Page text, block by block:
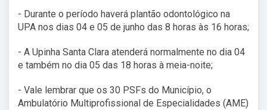
- Durante o período haverá plantão odontológico na
UPA nos dias 04 e 05 de junho das 8 horas às 16 horas;
- A Upinha Santa Clara atenderá normalmente no dia 04
e também no dia 05 das 18 horas à meia-noite;
- Vale lembrar que os 30 PSFs do Município, o
Ambulatório Multiprofissional de Especialidades (AME)